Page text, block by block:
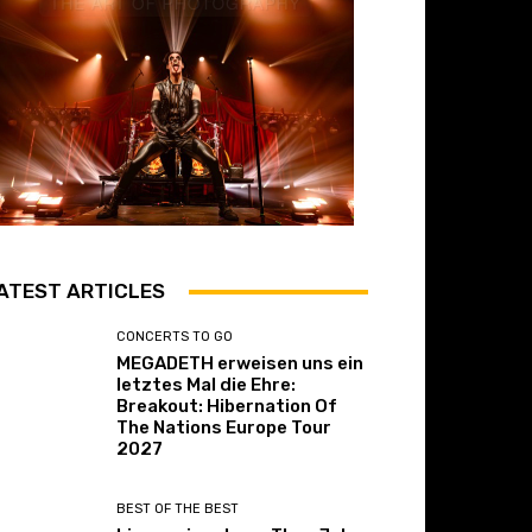
ARTICLES
CONCERTS TO GO
MEGADETH erweisen uns ein
letztes Mal die Ehre:
Breakout: Hibernation Of
The Nations Europe Tour
2027
BEST OF THE BEST